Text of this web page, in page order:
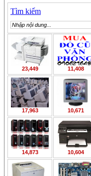
Tìm kiếm
23,449 11,408
17,963 10,671
14,873 10,604